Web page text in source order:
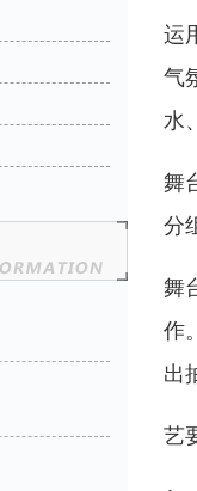
运
气
水
舞
分
舞
作
出
艺